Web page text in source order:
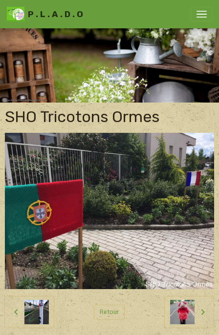
P . L . A . D . O
SHO Tricotons Ormes
Retour